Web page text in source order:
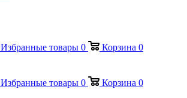
Избранные товары 0 Корзина 0
Избранные товары 0 Корзина 0